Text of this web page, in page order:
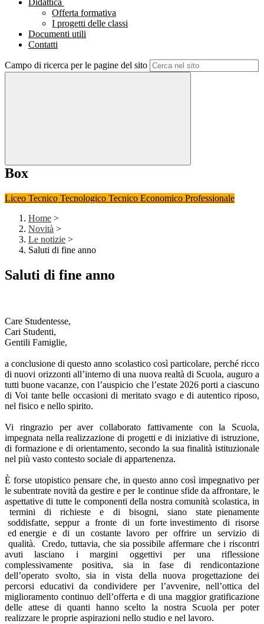
Didattica
Offerta formativa
I progetti delle classi
Documenti utili
Contatti
Campo di ricerca per le pagine del sito
Box
Liceo Tecnico Tecnologico Tecnico Economico Professionale
Home >
Novità >
Le notizie >
Saluti di fine anno
Saluti di fine anno
Care Studentesse,
Cari Studenti,
Gentili Famiglie,
a conclusione di questo anno scolastico così particolare, perché ricco
di nuovi orizzonti all’interno di una nuova realtà di Scuola, auguro a
tutti buone vacanze, con l’auspicio che l’estate 2026 porti a ciascuno
di Voi tante belle occasioni di meritato svago e di autentico riposo,
nel fisico e nello spirito.
Vi ringrazio per aver collaborato fattivamente con la Scuola,
impegnata nella realizzazione di progetti e di iniziative di istruzione,
di formazione e di orientamento, secondo la sua finalità istituzionale
nel più vasto contesto sociale di appartenenza.
È forse utopistico pensare che, in questo anno così impegnativo per
le subentrate novità da gestire e per le continue sfide da affrontare, le
aspettative di tutte le componenti della nostra comunità scolastica, in
termini di richieste e di bisogni, siano state pienamente
soddisfatte, seppur a fronte di un forte investimento di risorse
ed energie e di un costante lavoro per offrire un servizio di
qualità. Credo, tuttavia, che sia possibile affermare che i riscontri
avuti lasciano i margini oggettivi per una riflessione
complessivamente positiva, sia in fase di rendicontazione
dell’operato svolto, sia in vista della nuova progettazione dei
percorsi educativi da condividere per l’avvenire, nell’ottica del
miglioramento continuo dell’offerta e di una maggior gratificazione
delle attese di quanti hanno scelto la nostra Scuola per poter
realizzare le proprie aspirazioni nello studio e nel lavoro.